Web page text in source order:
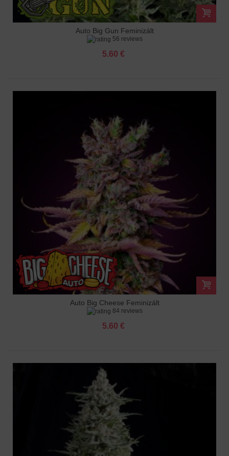
Auto Big Gun Feminizált
56 reviews
5.60 €
Auto Big Cheese Feminizált
84 reviews
5.60 €